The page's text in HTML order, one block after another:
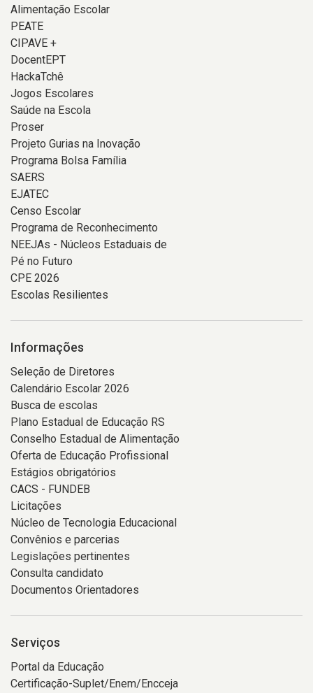
Alimentação Escolar
PEATE
CIPAVE +
DocentEPT
HackaTchê
Jogos Escolares
Saúde na Escola
Proser
Projeto Gurias na Inovação
Programa Bolsa Família
SAERS
EJATEC
Censo Escolar
Programa de Reconhecimento
NEEJAs - Núcleos Estaduais de
Pé no Futuro
CPE 2026
Escolas Resilientes
Informações
Seleção de Diretores
Calendário Escolar 2026
Busca de escolas
Plano Estadual de Educação RS
Conselho Estadual de Alimentação
Oferta de Educação Profissional
Estágios obrigatórios
CACS - FUNDEB
Licitações
Núcleo de Tecnologia Educacional
Convênios e parcerias
Legislações pertinentes
Consulta candidato
Documentos Orientadores
Serviços
Portal da Educação
Certificação-Suplet/Enem/Encceja